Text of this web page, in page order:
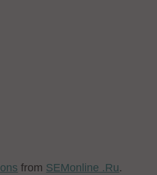
from SEMonline .Ru.